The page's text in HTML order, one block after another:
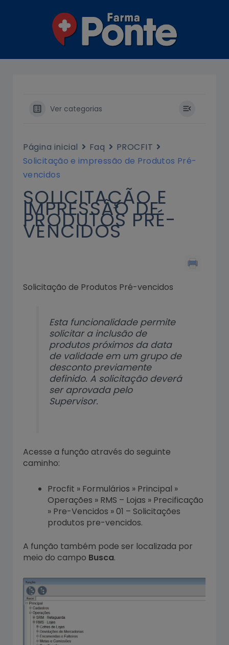
Ver categorias
Página inicial Faq
PROCFIT
Solicitação e impressão de Produtos Pré-
vencidos
SOLICITAÇÃO E
IMPRESSÃO DE
PRODUTOS PRÉ-
VENCIDOS
Solicitação de Produtos Pré-vencidos
Esta funcionalidade permite
solicitar a inclusão de
produtos próximos da data
de validade em um grupo de
desconto previamente
definido. A solicitação deverá
ser aprovada pelo
Supervisor.
Acesse a função através do seguinte
caminho:
Procfit » Formulários » Principal »
Operações » RMS – Lojas » Precificação
» Pre-Vencidos » 01 – Solicitações
produtos pre-vencidos.
A função também pode ser localizada por
meio do campo Busca.